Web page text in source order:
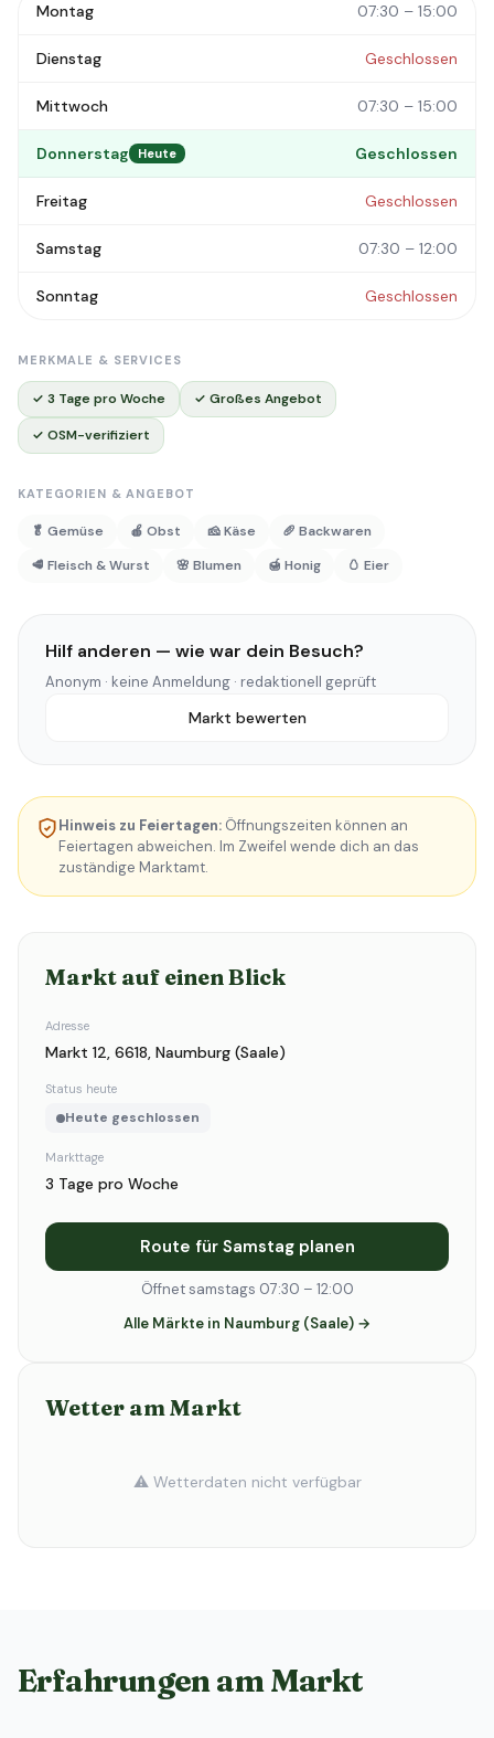
Montag 07:30 – 15:00
Dienstag Geschlossen
Mittwoch 07:30 – 15:00
Donnerstag Heute Geschlossen
Freitag Geschlossen
Samstag 07:30 – 12:00
Sonntag Geschlossen
MERKMALE & SERVICES
✓ 3 Tage pro Woche ✓ Großes Angebot
✓ OSM-verifiziert
KATEGORIEN & ANGEBOT
🥬 Gemüse 🍎 Obst 🧀 Käse
🥖 Backwaren
🥩 Fleisch & Wurst
🌸 Blumen 🍯 Honig 🥚 Eier
Hilf anderen — wie war dein Besuch?
Anonym · keine Anmeldung · redaktionell geprüft
Markt bewerten
Hinweis zu Feiertagen: Öffnungszeiten können an
Feiertagen abweichen. Im Zweifel wende dich an das
zuständige Marktamt.
Markt auf einen Blick
Adresse
Markt 12, 6618, Naumburg (Saale)
Status heute
Heute geschlossen
Markttage
3 Tage pro Woche
Route für Samstag planen
Öffnet samstags 07:30 – 12:00
Alle Märkte in Naumburg (Saale) →
Wetter am Markt
⚠️ Wetterdaten nicht verfügbar
Erfahrungen am Markt